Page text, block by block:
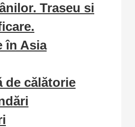
Traseu si
în Asia
de călătorie